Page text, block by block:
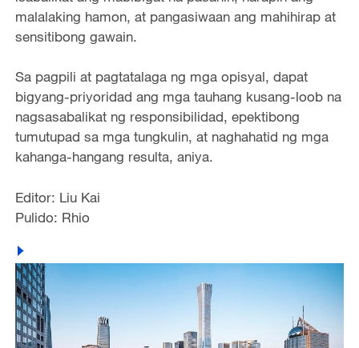
malalaking hamon, at pangasiwaan ang mahihirap at
sensitibong gawain.
Sa pagpili at pagtatalaga ng mga opisyal, dapat
bigyang-priyoridad ang mga tauhang kusang-loob na
nagsasabalikat ng responsibilidad, epektibong
tumutupad sa mga tungkulin, at naghahatid ng mga
kahanga-hangang resulta, aniya.
Editor: Liu Kai
Pulido: Rhio